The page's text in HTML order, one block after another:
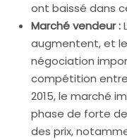
ont baissé dans
Marché vendeur :
augmentent, et
négociation
compétition
2015, le marché
phase de forte
des prix,